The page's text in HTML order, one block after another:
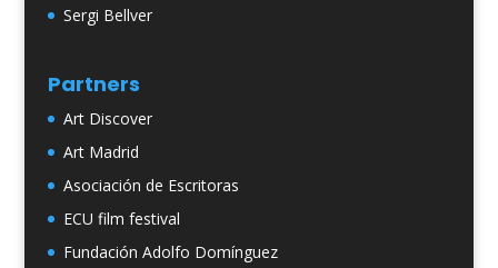
Sergi Bellver
Partners
Art Discover
Art Madrid
Asociación de Escritoras
ECU film festival
Fundación Adolfo Domínguez